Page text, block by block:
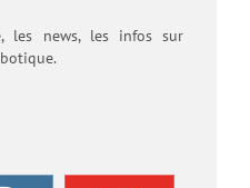
les news, les infos sur